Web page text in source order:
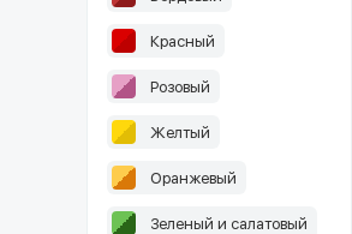
Красный
Розовый
Желтый
Оранжевый
Зеленый и салатовый